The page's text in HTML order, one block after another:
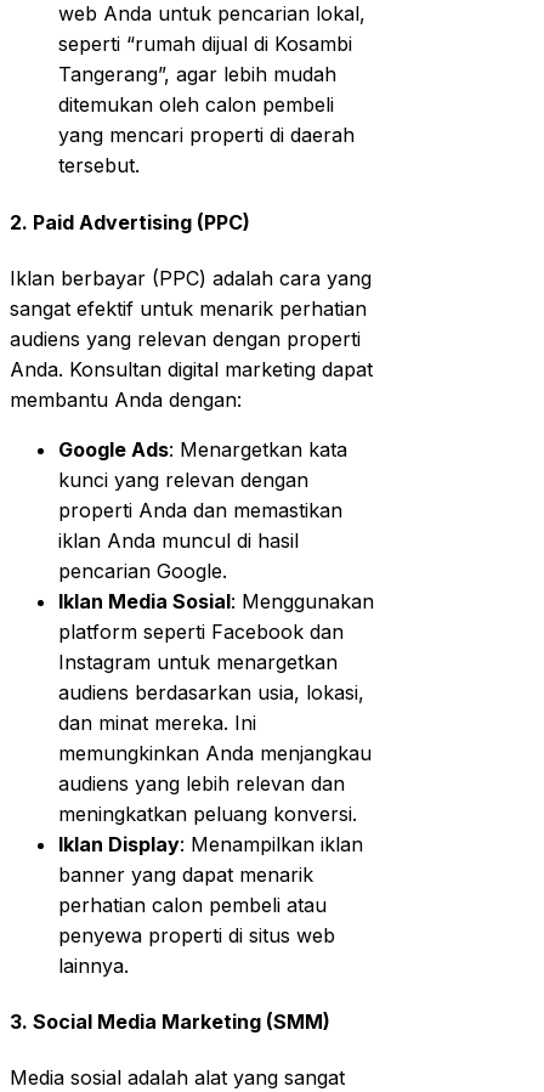
web Anda untuk pencarian lokal,
seperti “rumah dijual di Kosambi
Tangerang”, agar lebih mudah
ditemukan oleh calon pembeli
yang mencari properti di daerah
tersebut.
2. Paid Advertising (PPC)
Iklan berbayar (PPC) adalah cara yang
sangat efektif untuk menarik perhatian
audiens yang relevan dengan properti
Anda. Konsultan digital marketing dapat
membantu Anda dengan:
Google Ads: Menargetkan kata
kunci yang relevan dengan
properti Anda dan memastikan
iklan Anda muncul di hasil
pencarian Google.
Iklan Media Sosial: Menggunakan
platform seperti Facebook dan
Instagram untuk menargetkan
audiens berdasarkan usia, lokasi,
dan minat mereka. Ini
memungkinkan Anda menjangkau
audiens yang lebih relevan dan
meningkatkan peluang konversi.
Iklan Display: Menampilkan iklan
banner yang dapat menarik
perhatian calon pembeli atau
penyewa properti di situs web
lainnya.
3. Social Media Marketing (SMM)
Media sosial adalah alat yang sangat